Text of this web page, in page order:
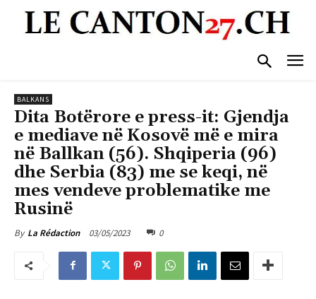
BALKANS
Dita Botërore e press-it: Gjendja
e mediave në Kosovë më e mira
në Ballkan (56). Shqiperia (96)
dhe Serbia (83) me se keqi, në
mes vendeve problematike me
Rusinë
By La Rédaction 03/05/2023 0